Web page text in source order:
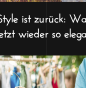
ist zurück:
wieder so